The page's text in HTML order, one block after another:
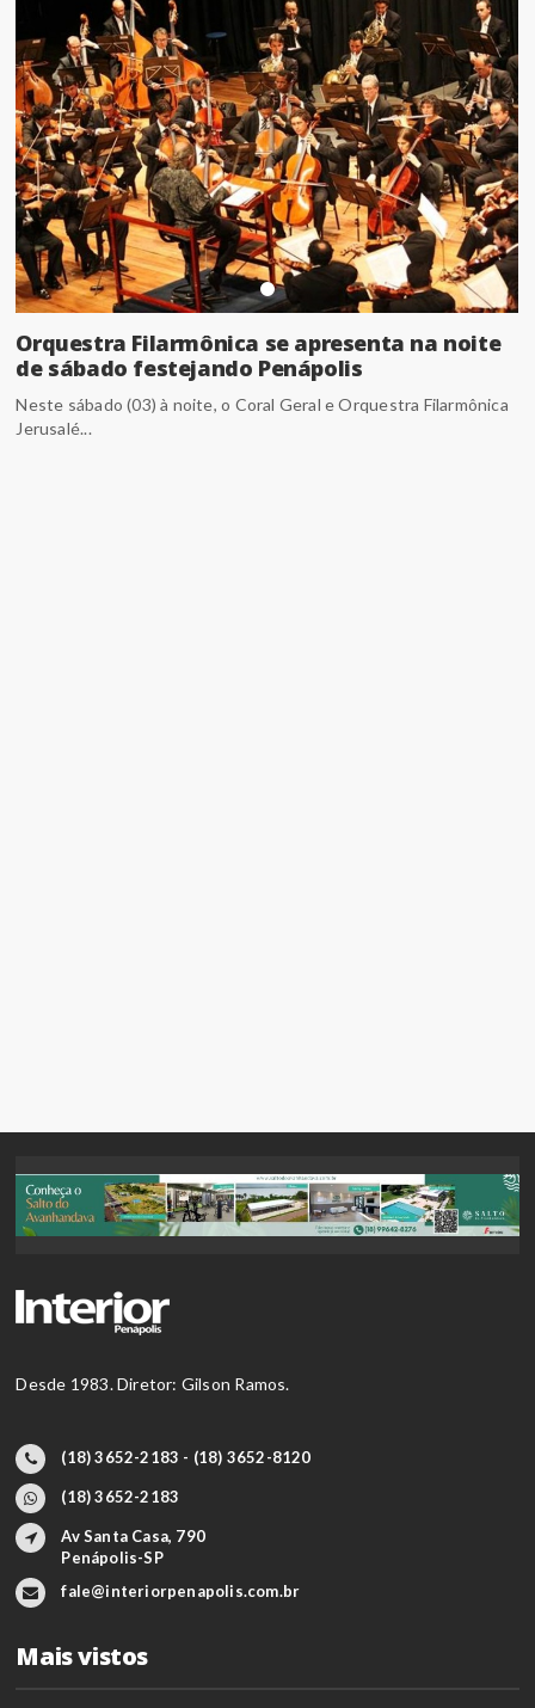
Orquestra Filarmônica se apresenta na noite
de sábado festejando Penápolis
Neste sábado (03) à noite, o Coral Geral e Orquestra Filarmônica
Jerusalé...
Desde 1983. Diretor: Gilson Ramos.
(18) 3652-2183 - (18) 3652-8120
(18) 3652-2183
Av Santa Casa, 790
Penápolis-SP
fale@interiorpenapolis.com.br
Mais vistos